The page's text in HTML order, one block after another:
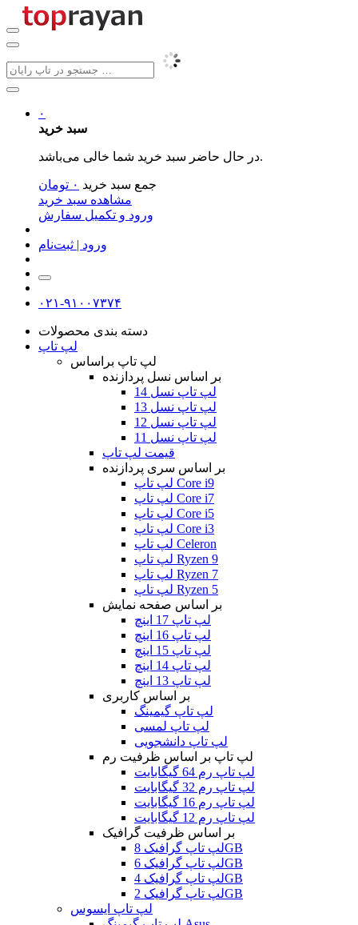
۰
سبد خرید
در حال حاضر سبد خرید شما خالی می‌باشد.
جمع سبد خرید ۰ تومان
مشاهده سبد خرید
ورود و تکمیل سفارش
ورود | ثبت‌نام
۰۲۱-۹۱۰۰۷۳۷۴
دسته بندی محصولات
لپ تاپ
لپ تاپ براساس
بر اساس نسل پردازنده
لپ تاپ نسل 14
لپ تاپ نسل 13
لپ تاپ نسل 12
لپ تاپ نسل 11
قیمت لپ تاپ
بر اساس سری پردازنده
لپ تاپ Core i9
لپ تاپ Core i7
لپ تاپ Core i5
لپ تاپ Core i3
لپ تاپ Celeron
لپ تاپ Ryzen 9
لپ تاپ Ryzen 7
لپ تاپ Ryzen 5
بر اساس صفحه نمایش
لپ تاپ 17 اینچ
لپ تاپ 16 اینچ
لپ تاپ 15 اینچ
لپ تاپ 14 اینچ
لپ تاپ 13 اینچ
بر اساس کاربری
لپ تاپ گیمینگ
لپ تاپ لمسی
لپ تاپ دانشجویی
لپ تاپ بر اساس ظرفیت رم
لپ تاپ رم 64 گیگابایت
لپ تاپ رم 32 گیگابایت
لپ تاپ رم 16 گیگابایت
لپ تاپ رم 12 گیگابایت
بر اساس ظرفیت گرافیک
لپ تاپ گرافیک 8GB
لپ تاپ گرافیک 6GB
لپ تاپ گرافیک 4GB
لپ تاپ گرافیک 2GB
لپ تاپ ایسوس